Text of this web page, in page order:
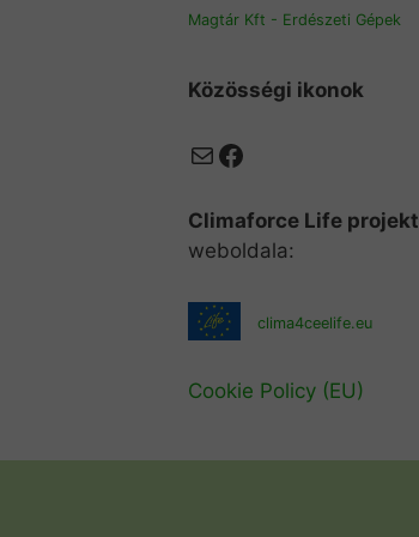
Magtár Kft - Erdészeti Gépek
Közösségi ikonok
MailFacebook
Climaforce Life projekt
weboldala:
clima4ceelife.eu
Cookie Policy (EU)